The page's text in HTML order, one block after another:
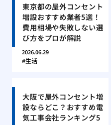
東京都の屋外コンセント
増設おすすめ業者5選！
費用相場や失敗しない選
び方をプロが解説
2026.06.29
生活
大阪で屋外コンセント増
設ならどこ？おすすめ電
気工事会社ランキング5